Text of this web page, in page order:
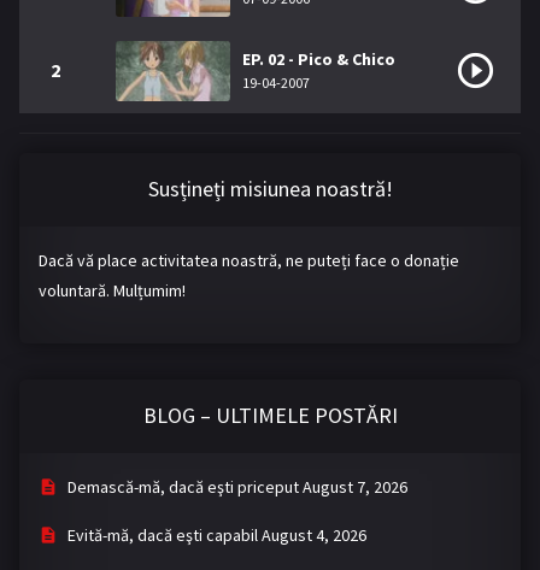
Articole Cărți traduse
RECOMANDĂRI PROIECTE
Înregistrează-te
2 EP. 02 - Pico & Chico
19-04-2007
Susțineți misiunea noastră!
Dacă vă place activitatea noastră, ne puteți face o donație
voluntară. Mulțumim!
BLOG – ULTIMELE POSTĂRI
Demască-mă, dacă eşti priceputAugust 7, 2026
Evită-mă, dacă eşti capabilAugust 4, 2026